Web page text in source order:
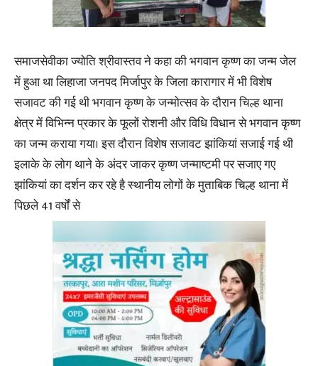
समाजसेवीका ज्योति श्रीवास्तव ने कहा की भगवान कृष्ण का जन्म जेल
में हुआ था लिहाजा जनपद मिर्जापुर के जिला कारागार में भी विशेष
सजावट की गई थी भगवान कृष्ण के जन्मोत्सव के दौरान चिल्ह थाना
क्षेत्र में विभिन्न प्रकार के फूलों रोशनी और विधि विधान से भगवान कृष्ण
का जन्म कराया गया। इस दौरान विशेष सजावट झांकियां सजाई गई थी
इलाके के लोग थाने के अंदर जाकर कृष्ण जन्माष्टमी पर सजाए गए
झांकियां का दर्शन कर रहे है स्थानीय लोगों के मुताबिक चिल्ह थाना में
पिछले 41 वर्षों से